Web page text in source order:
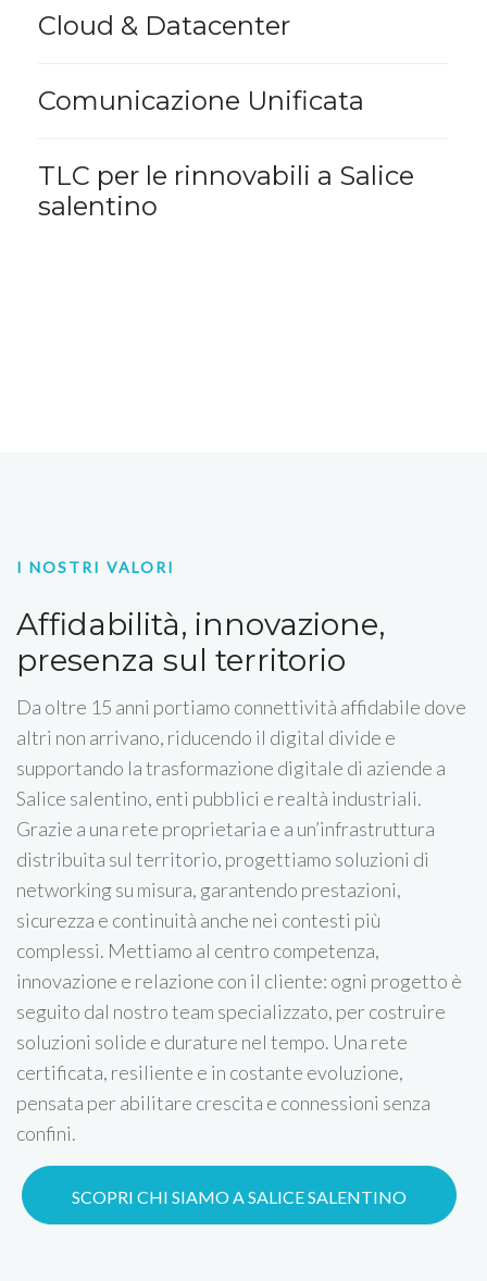
Cloud & Datacenter
Comunicazione Unificata
TLC per le rinnovabili a Salice
salentino
I NOSTRI VALORI
Affidabilità, innovazione,
presenza sul territorio
Da oltre 15 anni portiamo connettività affidabile dove
altri non arrivano, riducendo il digital divide e
supportando la trasformazione digitale di aziende a
Salice salentino, enti pubblici e realtà industriali.
Grazie a una rete proprietaria e a un’infrastruttura
distribuita sul territorio, progettiamo soluzioni di
networking su misura, garantendo prestazioni,
sicurezza e continuità anche nei contesti più
complessi. Mettiamo al centro competenza,
innovazione e relazione con il cliente: ogni progetto è
seguito dal nostro team specializzato, per costruire
soluzioni solide e durature nel tempo. Una rete
certificata, resiliente e in costante evoluzione,
pensata per abilitare crescita e connessioni senza
confini.
SCOPRI CHI SIAMO A SALICE SALENTINO